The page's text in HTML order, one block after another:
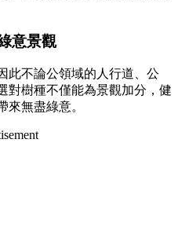
意景觀
此不論公領域的人行道、公
對樹種不僅能為景觀加分，健
來無盡綠意。